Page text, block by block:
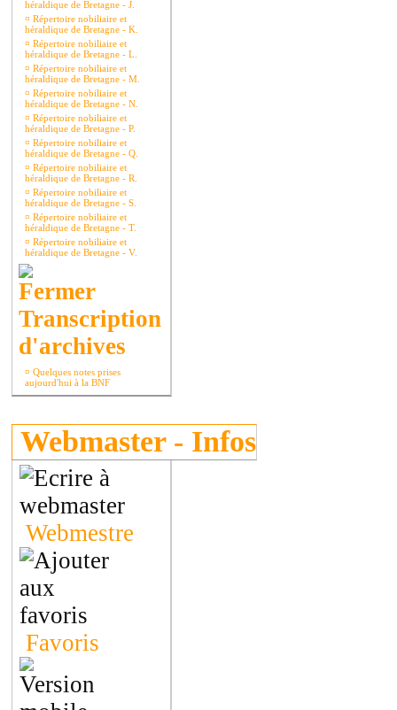
héraldique de Bretagne - J.
¤ Répertoire nobiliaire et
héraldique de Bretagne - K.
¤ Répertoire nobiliaire et
héraldique de Bretagne - L.
¤ Répertoire nobiliaire et
héraldique de Bretagne - M.
¤ Répertoire nobiliaire et
héraldique de Bretagne - N.
¤ Répertoire nobiliaire et
héraldique de Bretagne - P.
¤ Répertoire nobiliaire et
héraldique de Bretagne - Q.
¤ Répertoire nobiliaire et
héraldique de Bretagne - R.
¤ Répertoire nobiliaire et
héraldique de Bretagne - S.
¤ Répertoire nobiliaire et
héraldique de Bretagne - T.
¤ Répertoire nobiliaire et
héraldique de Bretagne - V.
Transcription
d'archives
¤ Quelques notes prises
aujourd'hui à la BNF
Webmaster - Infos
Webmestre
Favoris